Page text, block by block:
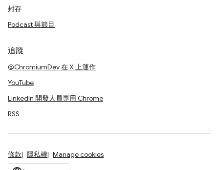
封存
Podcast 與節目
追蹤
@ChromiumDev 在 X 上運作
YouTube
LinkedIn 開發人員專用 Chrome
RSS
條款 隱私權 Manage cookies